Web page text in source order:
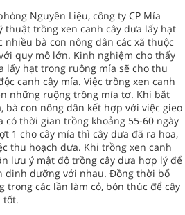
Nguyên Liệu, công ty CP Mía
thuật trồng xen canh cây dưa lấy hạt
bà con nông dân các xã thuộc
quy mô lớn. Kinh nghiệm cho thấy
lấy hạt trong ruộng mía sẽ cho thu
canh cây mía. Việc trồng xen canh
những ruộng trồng mía tơ. Khi bắt
bà con nông dân kết hợp với việc gieo
có thời gian trồng khoảng 55-60 ngày
1 cho cây mía thì cây dưa đã ra hoa,
thu hoạch dưa. Khi trồng xen canh
lưu ý mật độ trồng cây dưa hợp lý để
dinh dưỡng với nhau. Đồng thời bổ
trong các lần làm cỏ, bón thúc để cây
tốt.